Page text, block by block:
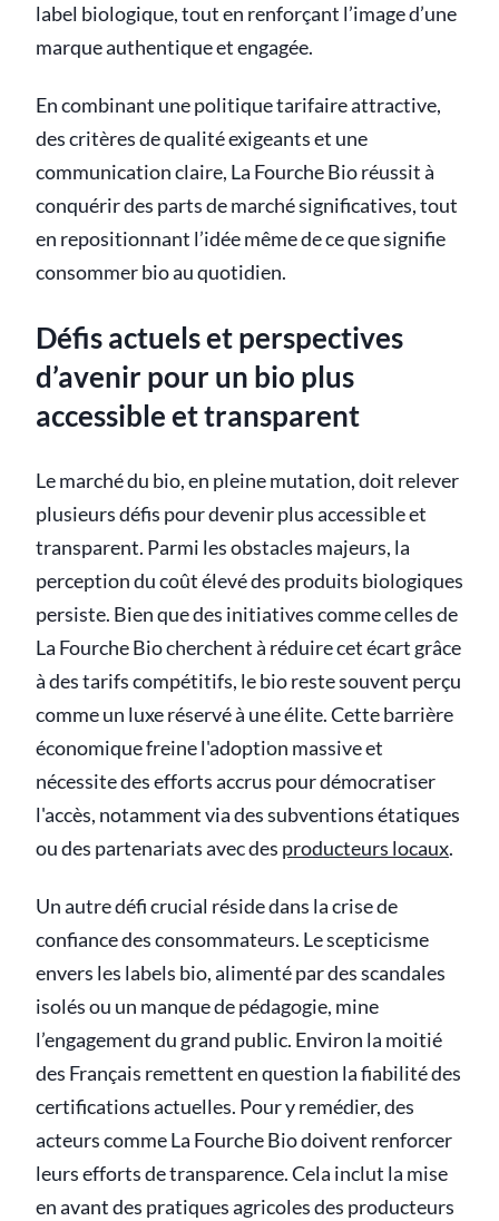
label biologique, tout en renforçant l’image d’une
marque authentique et engagée.
En combinant une politique tarifaire attractive,
des critères de qualité exigeants et une
communication claire, La Fourche Bio réussit à
conquérir des parts de marché significatives, tout
en repositionnant l’idée même de ce que signifie
consommer bio au quotidien.
Défis actuels et perspectives
d’avenir pour un bio plus
accessible et transparent
Le marché du bio, en pleine mutation, doit relever
plusieurs défis pour devenir plus accessible et
transparent. Parmi les obstacles majeurs, la
perception du coût élevé des produits biologiques
persiste. Bien que des initiatives comme celles de
La Fourche Bio cherchent à réduire cet écart grâce
à des tarifs compétitifs, le bio reste souvent perçu
comme un luxe réservé à une élite. Cette barrière
économique freine l'adoption massive et
nécessite des efforts accrus pour démocratiser
l'accès, notamment via des subventions étatiques
ou des partenariats avec des producteurs locaux.
Un autre défi crucial réside dans la crise de
confiance des consommateurs. Le scepticisme
envers les labels bio, alimenté par des scandales
isolés ou un manque de pédagogie, mine
l’engagement du grand public. Environ la moitié
des Français remettent en question la fiabilité des
certifications actuelles. Pour y remédier, des
acteurs comme La Fourche Bio doivent renforcer
leurs efforts de transparence. Cela inclut la mise
en avant des pratiques agricoles des producteurs